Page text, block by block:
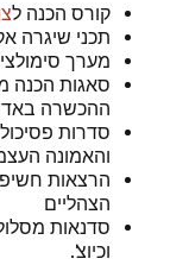
קורס הכנה ל
תכני שיגרה
מערך
סאגות הכנה
ההכשרה
סדרות
והאמונה
הרצאות
הצהליים
סדנאות
וכיוצ'.